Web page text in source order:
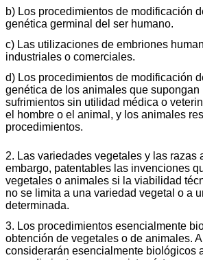
b) Los procedimientos de modificación
genética germinal del ser humano.
c) Las utilizaciones de embriones
industriales o comerciales.
d) Los procedimientos de modificación
genética de los animales que supongan
sufrimientos sin utilidad médica o
el hombre o el animal, y los animales
procedimientos.
2. Las variedades vegetales y las razas
embargo, patentables las invenciones
vegetales o animales si la viabilidad
no se limita a una variedad vegetal o a
determinada.
3. Los procedimientos esencialmente
obtención de vegetales o de animales.
considerarán esencialmente biológicos